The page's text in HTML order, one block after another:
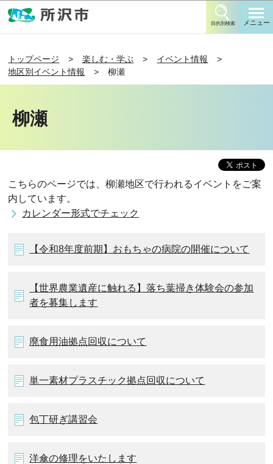
目的別検索 メニュー
トップページ 楽しむ・学ぶ
イベント情報
地区別イベント情報
柳瀬
柳瀬
こちらのページでは、柳瀬地区で行われるイベントをご案
内しています。
カレンダー形式でチェック
【令和8年度前期】おもちゃの病院の開催について
【世界農業遺産に触れる】落ち葉掃き体験会の参加
者を募集します
廃食用油拠点回収について
単一素材プラスチック拠点回収について
包丁研ぎ講習会
洋傘の修理をいたします